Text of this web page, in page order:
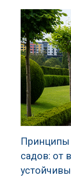
Принципы
садов: от